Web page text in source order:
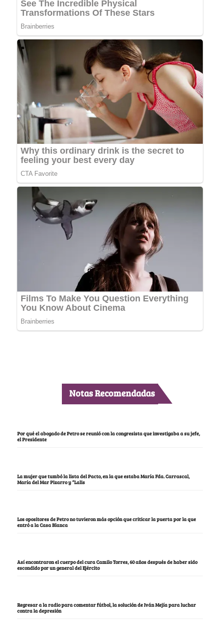
Notas Recomendadas
Por qué el abogado de Petro se reunió con la congresista que investigaba a su jefe,
el Presidente
La mujer que tumbó la lista del Pacto, en la que estaba María Fda. Carrascal,
María del Mar Pizarro y “Lalis
Los opositores de Petro no tuvieron más opción que criticar la puerta por la que
entró a la Casa Blanca
Así encontraron el cuerpo del cura Camilo Torres, 60 años después de haber sido
escondido por un general del Ejército
Regresar a la radio para comentar fútbol, la solución de Iván Mejía para luchar
contra la depresión